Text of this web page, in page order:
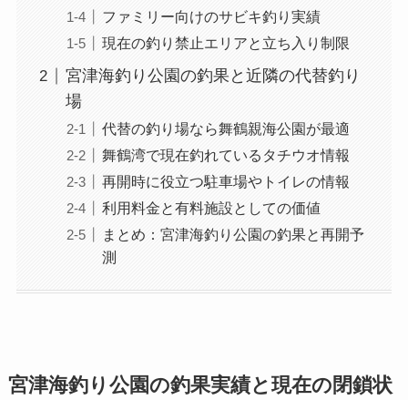
ファミリー向けのサビキ釣り実績
現在の釣り禁止エリアと立ち入り制限
宮津海釣り公園の釣果と近隣の代替釣り
場
代替の釣り場なら舞鶴親海公園が最適
舞鶴湾で現在釣れているタチウオ情報
再開時に役立つ駐車場やトイレの情報
利用料金と有料施設としての価値
まとめ：宮津海釣り公園の釣果と再開予
測
宮津海釣り公園の釣果実績と現在の閉鎖状